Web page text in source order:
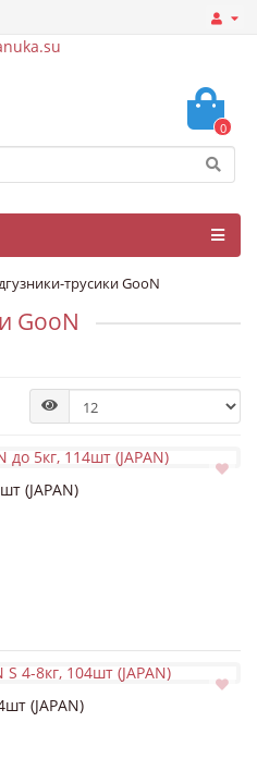
0
трусики GooN
GooN
(JAPAN)
(JAPAN)